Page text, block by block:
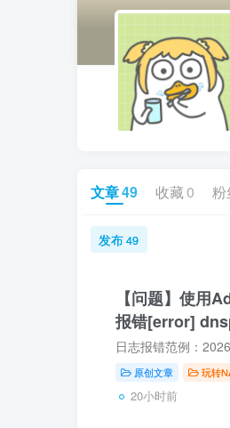
文章49 收藏 0 粉
发布49
【问题】使用
报错[error]
原创文章 玩转
20小时前